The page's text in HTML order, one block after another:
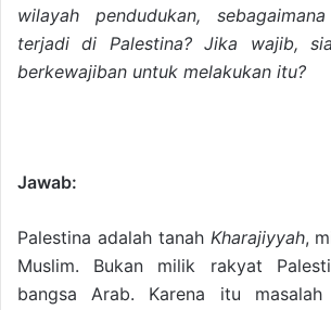
wilayah pendudukan,
terjadi di Palestina? Jika wajib,
berkewajiban untuk melakukan itu?
Jawab:
Palestina adalah tanah Kharajiyyah,
Muslim. Bukan milik rakyat
bangsa Arab. Karena itu masalah